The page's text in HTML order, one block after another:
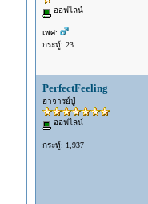
ออฟไลน์
เพศ:
กระทู้: 23
PerfectFeeling
อาจารย์ปู่
ออฟไลน์
กระทู้: 1,937